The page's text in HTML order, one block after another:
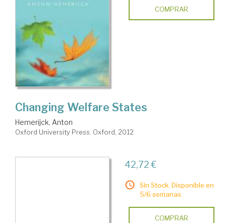
COMPRAR
Changing Welfare States
Hemerijck, Anton
Oxford University Press. Oxford, 2012
42,72 €
Sin Stock. Disponible en
5/6 semanas.
COMPRAR